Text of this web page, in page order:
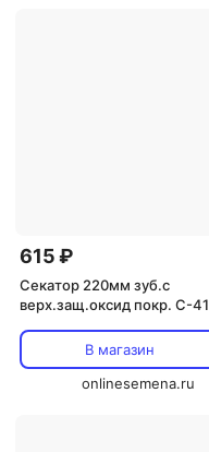
615 ₽
Секатор 220мм зуб.с
верх.защ.оксид покр. С-
В магазин
onlinesemena.ru